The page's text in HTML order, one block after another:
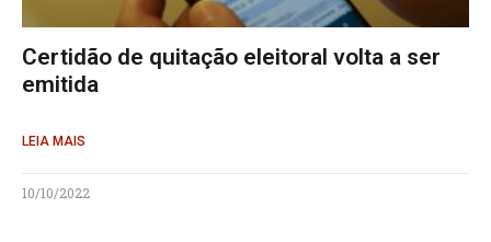
Certidão de quitação eleitoral volta a ser
emitida
LEIA MAIS
10/10/2022